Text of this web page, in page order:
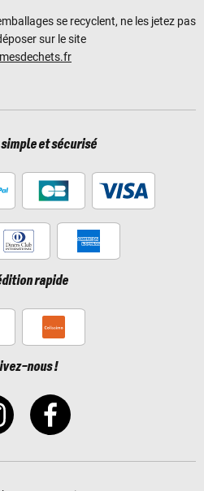
se recyclent, ne les jetez pas
sur le site
et sécurisé
rapide
nous !